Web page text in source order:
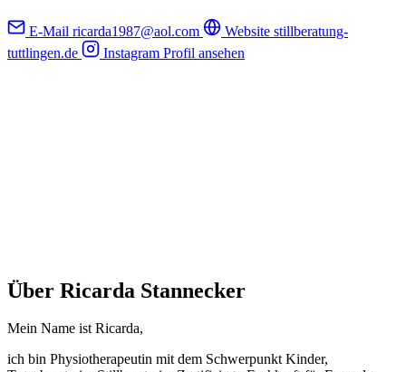
E-Mail ricarda1987@aol.com Website stillberatung-
tuttlingen.de
Instagram Profil ansehen
Über Ricarda Stannecker
Mein Name ist Ricarda,
ich bin Physiotherapeutin mit dem Schwerpunkt Kinder,